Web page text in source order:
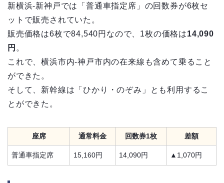
新横浜-新神戸では「普通車指定席」の回数券が6枚セ
ットで販売されていた。
販売価格は6枚で84,540円なので、1枚の価格は14,090
円 。
これで、横浜市内-神戸市内の在来線も含めて乗ること
ができた。
そして、新幹線は「ひかり・のぞみ」とも利用するこ
とができた。
座席 通常料金 回数券1枚 差額
普通車指定席 15,160円 14,090円 ▲1,070円